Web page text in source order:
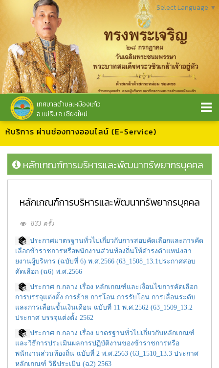
Select Language ▼
เทศบาลตำบลเหมืองแก้ว
อ.แม่ริม จ.เชียงใหม่
ริการ ผ่านช่องทางออนไลน์ (E-Service)
หลักเกณฑ์การบริหารและพัฒนาทรัพยากรบุคคล
หลักเกณฑ์การบริหารและพัฒนาทรัพยากรบุคคล
833 ครั้ง
ประกาศมาตรฐานทั่วไปเกี่ยวกับการสอบคัดเลือกและการคัด
เลือกข้าราชการหรือพนักงานส่วนท้องถิ่นให้ดำรงตำแหน่งสา
ยงานผู้บริหาร (ฉบับที่ 6) พ.ศ.2566 (63_1508_13.1ประกาศสอบ
คัดเลือก (ฉ6) พ.ศ.2566
ประกาศ ก.กลาง เรื่อง หลักเกณฑ์และเงื่อนไขการคัดเลือก
การบรรจุแต่งตั้ง การย้าย การโอน การรับโอน การเลื่อนระดับ
และการเลื่อนขั้นเงินเดือน ฉบับที่ 11 พ.ศ.2562 (63_1509_13.2
ประกาศ บรรจุแต่งตั้ง 2562
ประกาศ ก.กลาง เรื่อง มาตรฐานทั่วไปเกี่ยวกับหลักเกณฑ์
และวิธีการประเมินผลการปฏิบัติงานของข้าราชการหรือ
พนักงานส่วนท้องถิ่น ฉบับที่ 2 พ.ศ.2563 (63_1510_13.3 ประกาศ
หลักเกณฑ์ วิธีประเมิน (ฉ2) 2563